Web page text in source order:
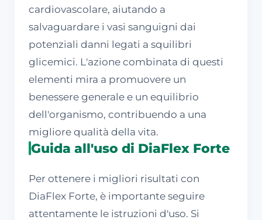
cardiovascolare, aiutando a
salvaguardare i vasi sanguigni dai
potenziali danni legati a squilibri
glicemici. L'azione combinata di questi
elementi mira a promuovere un
benessere generale e un equilibrio
dell'organismo, contribuendo a una
migliore qualità della vita.
Guida all'uso di DiaFlex Forte
Per ottenere i migliori risultati con
DiaFlex Forte, è importante seguire
attentamente le istruzioni d'uso. Si